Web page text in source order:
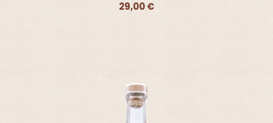
29,00 €
Ajouter - 29,00 €